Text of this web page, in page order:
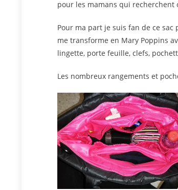
pour les mamans qui recherchent
Pour ma part je suis fan de ce sac
me transforme en Mary Poppins
lingette, porte feuille, clefs,
Les nombreux rangements et